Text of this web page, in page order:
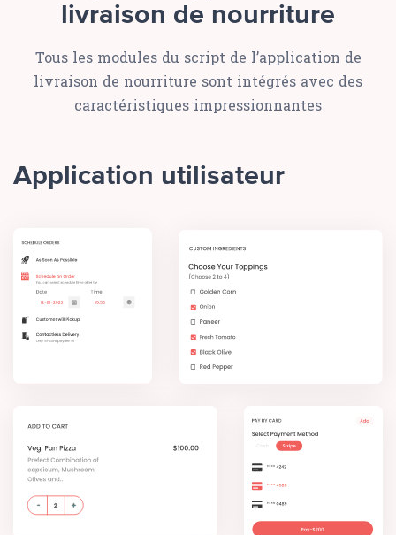
livraison de nourriture
Tous les modules du script de l’application de
livraison de nourriture sont intégrés avec des
caractéristiques impressionnantes
Application utilisateur